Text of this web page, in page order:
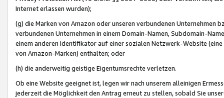
Internet erlassen wurden);
(g) die Marken von Amazon oder unseren verbundenen Unternehmen
verbundenen Unternehmen in einem Domain-Namen, Subdomain-
einem anderen Identifikator auf einer sozialen Netzwerk-Website
von Amazon-Marken) enthalten; oder
(h) die anderweitig geistige Eigentumsrechte verletzen.
Ob eine Website geeignet ist, legen wir nach unserem alleinigen
jederzeit die Möglichkeit den Antrag erneut zu stellen, sobald Sie